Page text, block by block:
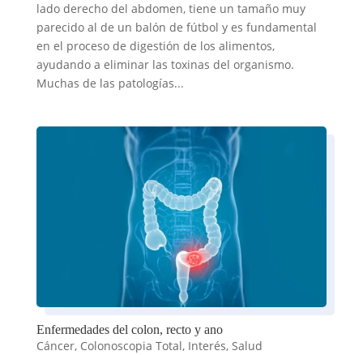
lado derecho del abdomen, tiene un tamaño muy
parecido al de un balón de fútbol y es fundamental
en el proceso de digestión de los alimentos,
ayudando a eliminar las toxinas del organismo.
Muchas de las patologías...
Enfermedades del colon, recto y ano
Cáncer, Colonoscopia Total, Interés, Salud